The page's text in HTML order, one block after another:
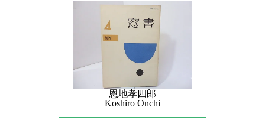
恩地孝四郎
Koshiro Onchi